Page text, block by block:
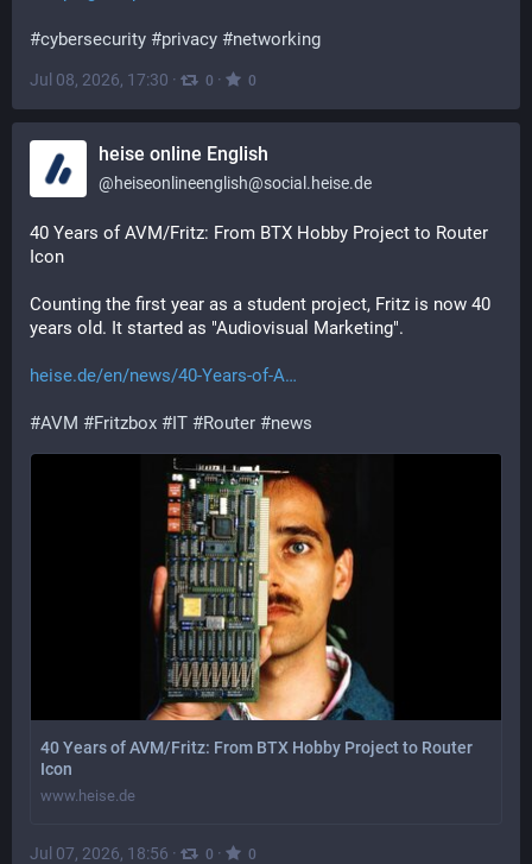
#cybersecurity #privacy #networking
Jul 08, 2026, 17:30 · 0 · 0
heise online English
@heiseonlineenglish@social.heise.de
40 Years of AVM/Fritz: From BTX Hobby Project to Router
Icon
Counting the first year as a student project, Fritz is now 40
years old. It started as "Audiovisual Marketing".
heise.de/en/news/40-Years-of-A
#AVM #Fritzbox #IT #Router #news
40 Years of AVM/Fritz: From BTX Hobby Project to Router
Icon
www.heise.de
Jul 07, 2026, 18:56 · 0 · 0